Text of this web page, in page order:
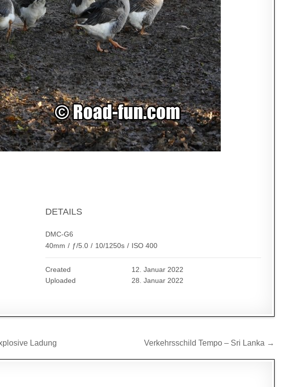
DETAILS
DMC-G6
40mm / ƒ/5.0 / 10/1250s / ISO 400
Created
12. Januar 2022
Uploaded
28. Januar 2022
Ladung Verkehrsschild Tempo – Sri Lanka →